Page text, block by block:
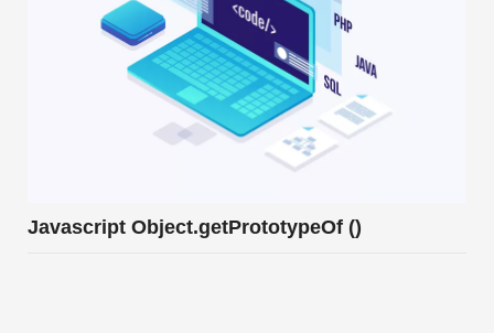
Javascript Object.getPrototypeOf ()